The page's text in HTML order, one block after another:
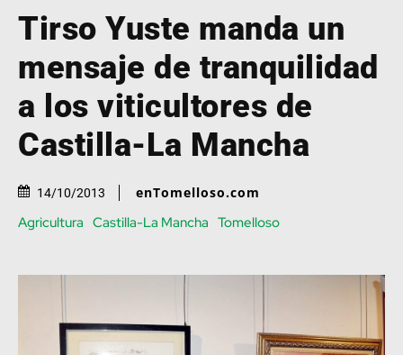
Tirso Yuste manda un
mensaje de tranquilidad
a los viticultores de
Castilla-La Mancha
14/10/2013 enTomelloso.com
Agricultura Castilla-La Mancha Tomelloso